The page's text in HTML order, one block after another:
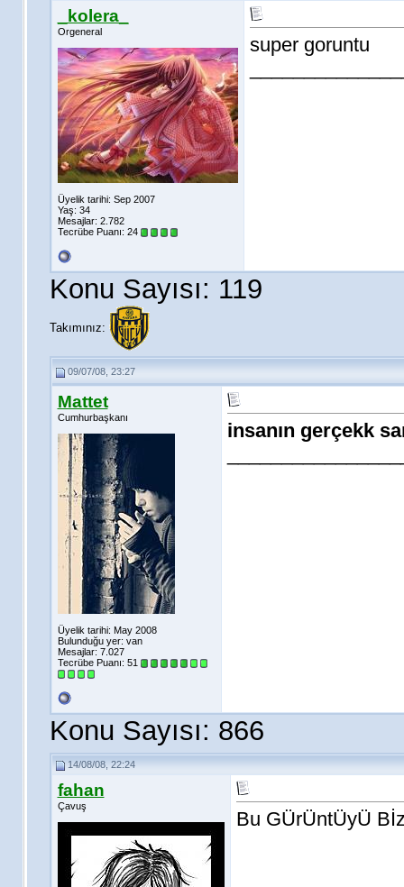
_kolera_
Orgeneral
Üyelik tarihi: Sep 2007
Yaş: 34
Mesajlar: 2.782
Tecrübe Puanı: 24
super goruntu
Konu Sayısı: 119
Takımınız:
09/07/08, 23:27
Mattet
Cumhurbaşkanı
Üyelik tarihi: May 2008
Bulunduğu yer: van
Mesajlar: 7.027
Tecrübe Puanı: 51
insanın gerçekk
Konu Sayısı: 866
14/08/08, 22:24
fahan
Çavuş
Bu GÜrÜntÜyÜ